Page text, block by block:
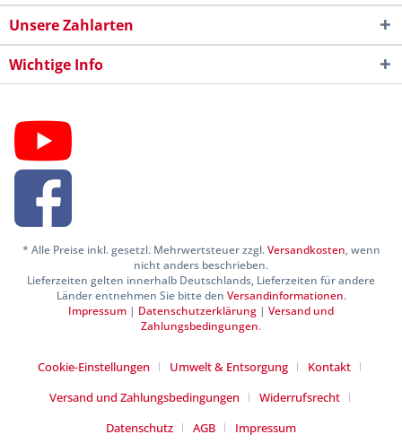
Unsere Zahlarten
Wichtige Info
* Alle Preise inkl. gesetzl. Mehrwertsteuer zzgl.Versandkosten, wenn
nicht anders beschrieben.
Lieferzeiten gelten innerhalb Deutschlands, Lieferzeiten für andere
Länder entnehmen Sie bitte den Versandinformationen.
Impressum | Datenschutzerklärung | Versand und
Zahlungsbedingungen.
Cookie-Einstellungen Umwelt & Entsorgung
Kontakt
Versand und Zahlungsbedingungen
Widerrufsrecht
Datenschutz
AGB Impressum